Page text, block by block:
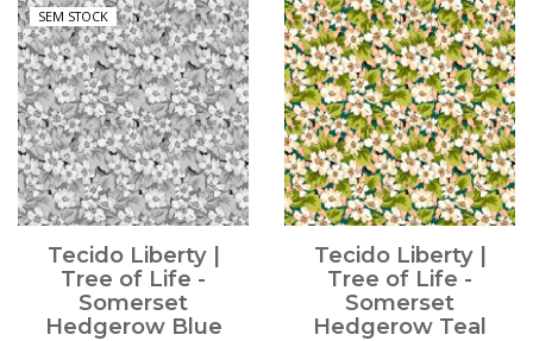
SEM STOCK
Tecido Liberty |
Tree of Life -
Somerset
Hedgerow Blue
Tecido Liberty |
Tree of Life -
Somerset
Hedgerow Teal